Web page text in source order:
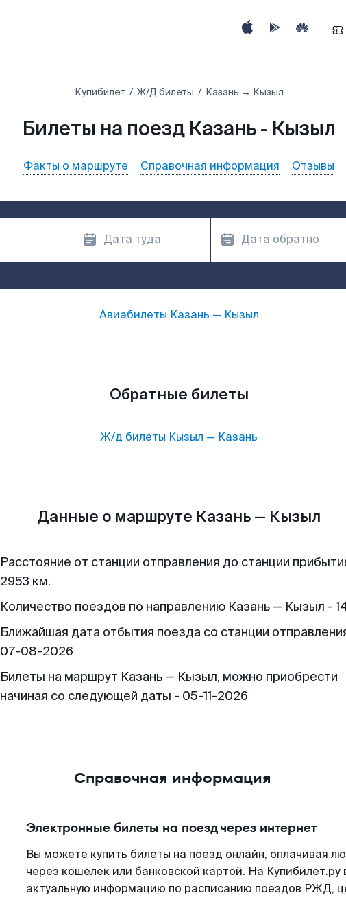
Купибилет Ж/Д билеты Казань → Кызыл
Билеты на поезд Казань - Кызыл
Факты о маршруте Справочная информация Отзывы
Авиабилеты Казань — Кызыл
Обратные билеты
Ж/д билеты Кызыл — Казань
Данные о маршруте Казань — Кызыл
Расстояние от станции отправления до станции
2953 км.
Количество поездов по направлению Казань — Кызыл -
Ближайшая дата отбытия поезда со станции
07-08-2026
Билеты на маршрут Казань — Кызыл, можно приобрести
начиная со следующей даты - 05-11-2026
Справочная информация
Электронные билеты на поезд через интернет
Вы можете купить билеты на поезд онлайн, оплачивая
через кошелек или банковской картой. На Купибилет.ру
актуальную информацию по расписанию поездов РЖД,